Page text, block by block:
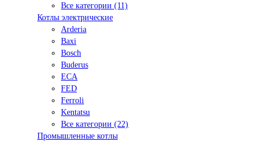
Все категории (11)
Котлы электрические
Arderia
Baxi
Bosch
Buderus
ECA
FED
Ferroli
Kentatsu
Все категории (22)
Промышленные котлы